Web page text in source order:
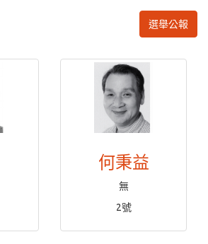
選舉公報
何秉益
無
2號